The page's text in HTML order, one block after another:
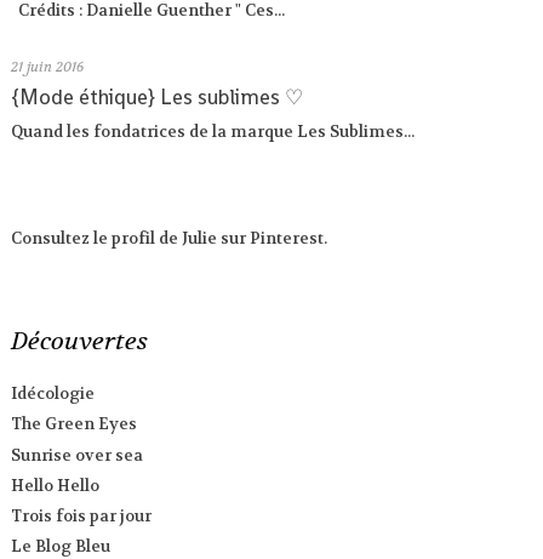
Crédits : Danielle Guenther " Ces...
21 juin 2016
{Mode éthique} Les sublimes ♡
Quand les fondatrices de la marque Les Sublimes...
Consultez le profil de Julie sur Pinterest.
Découvertes
Idécologie
The Green Eyes
Sunrise over sea
Hello Hello
Trois fois par jour
Le Blog Bleu